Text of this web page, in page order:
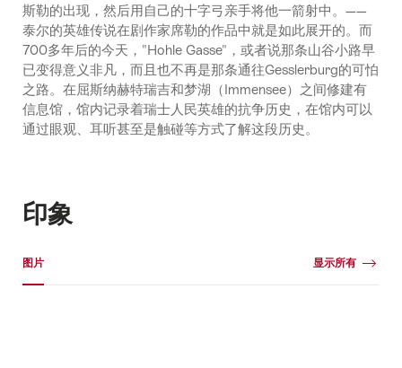
斯勒的出现，然后用自己的十字弓亲手将他一箭射中。——
泰尔的英雄传说在剧作家席勒的作品中就是如此展开的。而
700多年后的今天，"Hohle Gasse"，或者说那条山谷小路早
已变得意义非凡，而且也不再是那条通往Gesslerburg的可怕
之路。在屈斯纳赫特瑞吉和梦湖（Immensee）之间修建有
信息馆，馆内记录着瑞士人民英雄的抗争历史，在馆内可以
通过眼观、耳听甚至是触碰等方式了解这段历史。
印象
图片 显示所有